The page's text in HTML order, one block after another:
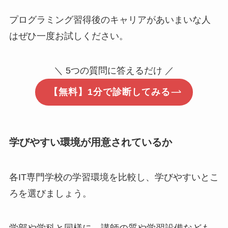
プログラミング習得後のキャリアがあいまいな人
はぜひ一度お試しください。
＼ 5つの質問に答えるだけ ／
【無料】1分で診断してみる
学びやすい環境が用意されているか
各IT専門学校の学習環境を比較し、学びやすいとこ
ろを選びましょう。